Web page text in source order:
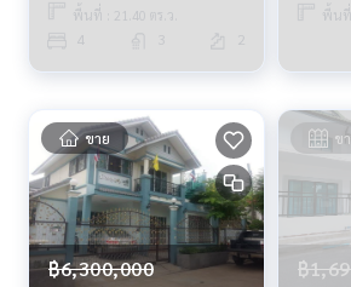
พื้นที่ : 21.40 ตร.ว.
4 2
พื้นที่
ขาย
฿6,300,000
ข
฿